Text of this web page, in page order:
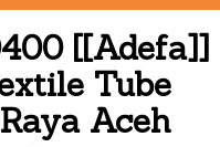
[[Adefa]]
Tube
Aceh